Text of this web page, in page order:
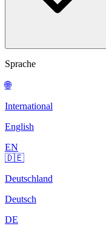
Sprache
🌐
International
English
EN
🇩🇪
Deutschland
Deutsch
DE